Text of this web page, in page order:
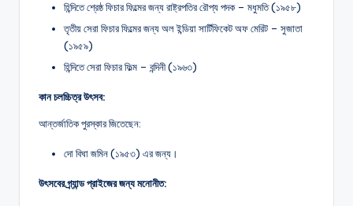
হিন্দিতে শ্রেষ্ঠ ফিচার ফিল্মের জন্য রাষ্ট্রপতির রৌপ্য পদক – মধুমতি (১৯৫৮)
তৃতীয় সেরা ফিচার ফিল্মের জন্য অল ইন্ডিয়া সার্টিফিকেট অফ মেরিট – সুজাতা
(১৯৫৯)
হিন্দিতে সেরা ফিচার ফিল্ম – বন্দিনী (১৯৬৩)
কান চলচ্চিত্র উৎসব:
আন্তর্জাতিক পুরস্কার জিতেছেন:
দো বিঘা জমিন (১৯৫৩) এর জন্য।
উৎসবের গ্র্যান্ড প্রাইজের জন্য মনোনীত: